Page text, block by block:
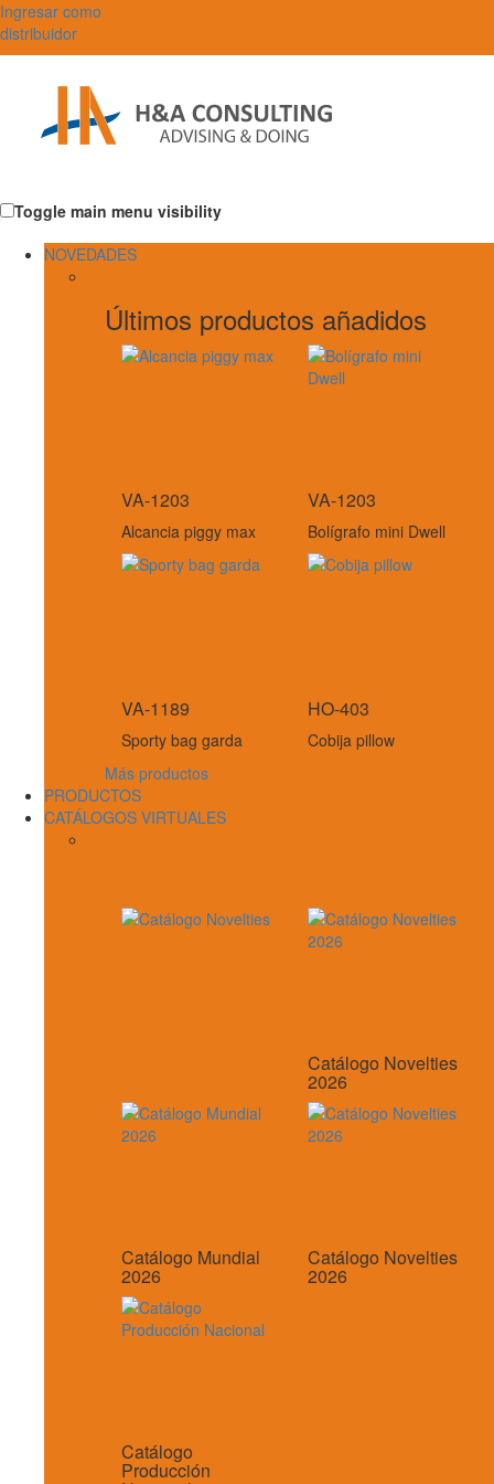
Ingresar como
distribuidor
Toggle main menu visibility
NOVEDADES
Últimos productos añadidos
VA-1203
Alcancia piggy max
VA-1203
Bolígrafo mini Dwell
VA-1189
Sporty bag garda
HO-403
Cobija pillow
Más productos
PRODUCTOS
CATÁLOGOS VIRTUALES
Catálogo Novelties
2026
Catálogo Mundial
2026
Catálogo Novelties
2026
Catálogo
Producción